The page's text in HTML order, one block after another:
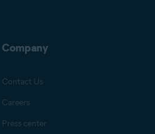
Company
Contact Us
Careers
Press center